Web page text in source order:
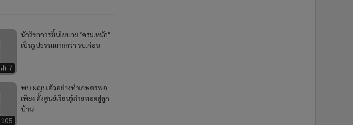
7
นักวิชาการชี้นโยบาย "ครม.หมัก"
เป็นรูปธรรมมากกว่า รบ.ก่อน
105
พบ ผญบ.ตัวอย่างทำเกษตรพอ
เพียง ตั้งศูนย์เรียนรู้ถ่ายทอดสู่ลูก
บ้าน